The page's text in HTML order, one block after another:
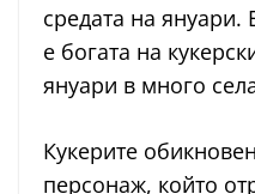
средата на януари.
е богата на
януари в много
Кукерите
персонаж, който